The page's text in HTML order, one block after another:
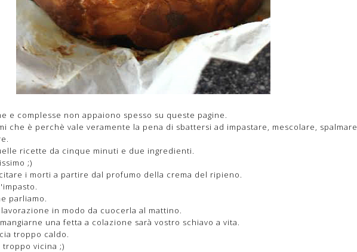
e complesse non appaiono spesso su queste pagine.
che è perchè vale veramente la pena di sbattersi ad impastare, mescolare, spalmare.
ricette da cinque minuti e due ingredienti.
;)
i morti a partire dal profumo della crema del ripieno.
parliamo.
in modo da cuocerla al mattino.
una fetta a colazione sarà vostro schiavo a vita.
troppo caldo.
troppo vicina ;)